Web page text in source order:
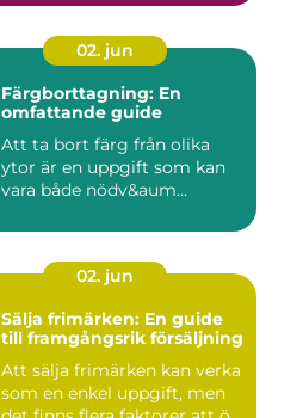
02. jun
Färgborttagning: En
omfattande guide
Att ta bort färg från olika
ytor är en uppgift som kan
vara både nödv&aum...
02. jun
Sälja frimärken: En guide
till framgångsrik försäljning
Att sälja frimärken kan verka
som en enkel uppgift, men